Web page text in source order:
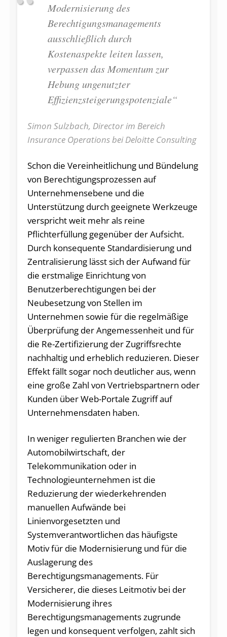
Modernisierung des
Berechtigungsmanagements
ausschließlich durch
Kostenaspekte leiten lassen,
verpassen das Momentum zur
Hebung ungenutzter
Effizienzsteigerungspotenziale“
Simon Sulzbach, Director im Bereich
Insurance Operations bei Deloitte Consulting
Schon die Vereinheitlichung und Bündelung
von Berechtigungsprozessen auf
Unternehmensebene und die
Unterstützung durch geeignete Werkzeuge
verspricht weit mehr als reine
Pflichterfüllung gegenüber der Aufsicht.
Durch konsequente Standardisierung und
Zentralisierung lässt sich der Aufwand für
die erstmalige Einrichtung von
Benutzerberechtigungen bei der
Neubesetzung von Stellen im
Unternehmen sowie für die regelmäßige
Überprüfung der Angemessenheit und für
die Re-Zertifizierung der Zugriffsrechte
nachhaltig und erheblich reduzieren. Dieser
Effekt fällt sogar noch deutlicher aus, wenn
eine große Zahl von Vertriebspartnern oder
Kunden über Web-Portale Zugriff auf
Unternehmensdaten haben.
In weniger regulierten Branchen wie der
Automobilwirtschaft, der
Telekommunikation oder in
Technologieunternehmen ist die
Reduzierung der wiederkehrenden
manuellen Aufwände bei
Linienvorgesetzten und
Systemverantwortlichen das häufigste
Motiv für die Modernisierung und für die
Auslagerung des
Berechtigungsmanagements. Für
Versicherer, die dieses Leitmotiv bei der
Modernisierung ihres
Berechtigungsmanagements zugrunde
legen und konsequent verfolgen, zahlt sich